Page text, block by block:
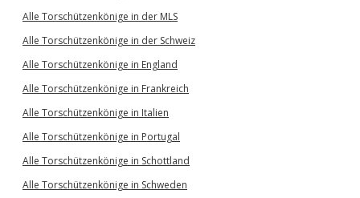
Alle Torschützenkönige in der MLS
Alle Torschützenkönige in der Schweiz
Alle Torschützenkönige in England
Alle Torschützenkönige in Frankreich
Alle Torschützenkönige in Italien
Alle Torschützenkönige in Portugal
Alle Torschützenkönige in Schottland
Alle Torschützenkönige in Schweden